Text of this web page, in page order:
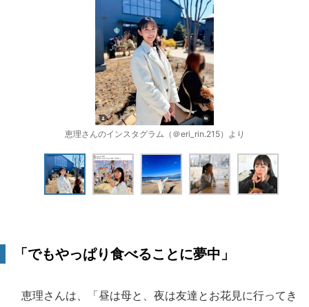
恵理さんのインスタグラム（＠eri_rin.215）より
「でもやっぱり食べることに夢中」
恵理さんは、「昼は母と、夜は友達とお花見に行ってき